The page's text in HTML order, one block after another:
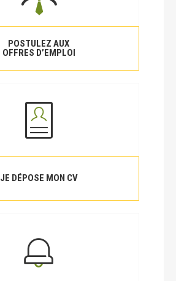
POSTULEZ AUX
OFFRES D’EMPLOI
JE DÉPOSE MON CV